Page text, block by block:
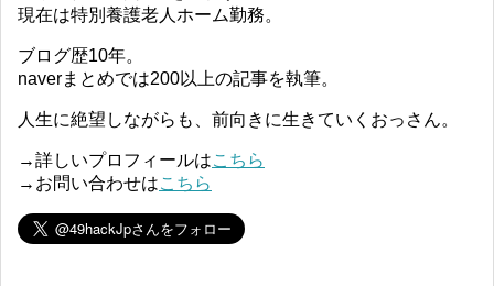
現在は特別養護老人ホーム勤務。
ブログ歴10年。
naverまとめでは200以上の記事を執筆。
人生に絶望しながらも、前向きに生きていくおっさん。
→詳しいプロフィールはこちら
→お問い合わせはこちら